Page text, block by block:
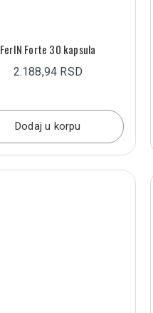
FerIN Forte 30 kapsula
2.188,94 RSD
Dodaj u korpu